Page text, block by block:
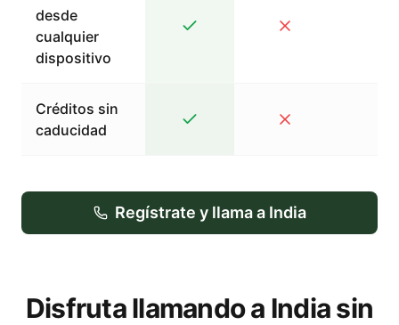
desde
cualquier
dispositivo
Créditos sin
caducidad
Regístrate y llama a India
Disfruta llamando a India sin